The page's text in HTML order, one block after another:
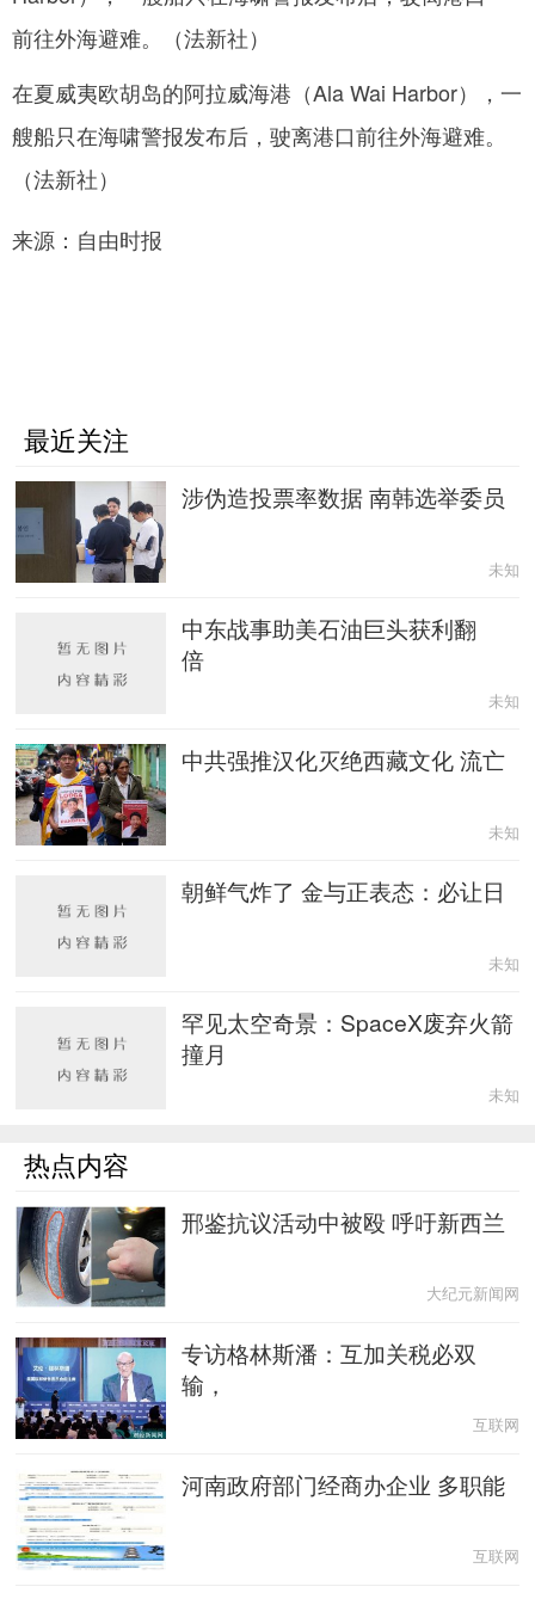
在夏威夷欧胡岛的阿拉威海港（Ala Wai Harbor），一
艘船只在海啸警报发布后，驶离港口前往外海避难。
（法新社）
来源：自由时报
最近关注
涉伪造投票率数据 南韩选举委员
未知
中东战事助美石油巨头获利翻
倍
未知
中共强推汉化灭绝西藏文化 流亡
未知
朝鲜气炸了 金与正表态：必让日
未知
罕见太空奇景：SpaceX废弃火箭
撞月
未知
热点内容
邢鉴抗议活动中被殴 呼吁新西兰
大纪元新闻网
专访格林斯潘：互加关税必双
输，
互联网
河南政府部门经商办企业 多职能
互联网